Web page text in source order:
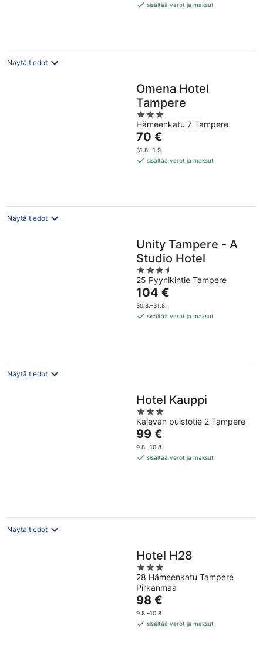
100 €
sisältää verot ja maksut
Näytä tiedot
Omena Hotel
Tampere
3
out
of
5
Hämeenkatu 7 Tampere
Hinta
on
70 €
70 €
31.8.–1.9.
sisältää verot ja maksut
Näytä tiedot
Unity Tampere - A
Studio Hotel
3.5
out
of
5
25 Pyynikintie Tampere
Hinta
on
104 €
104 €
30.8.–31.8.
sisältää verot ja maksut
Näytä tiedot
Hotel Kauppi
3
out
of
5
Kalevan puistotie 2 Tampere
Hinta
on
99 €
99 €
9.8.–10.8.
sisältää verot ja maksut
Näytä tiedot
Hotel H28
3
out
of
5
28 Hämeenkatu Tampere
Pirkanmaa
Hinta
on
98 €
98 €
9.8.–10.8.
sisältää verot ja maksut